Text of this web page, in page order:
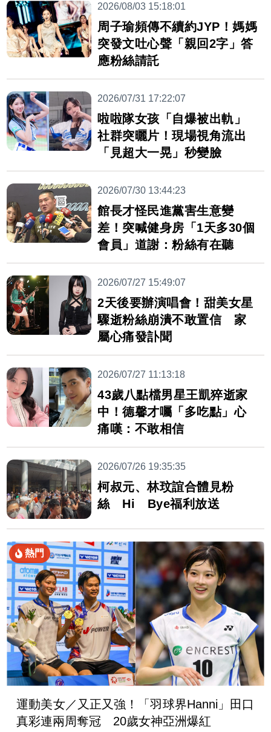
2026/08/03 15:18:01
周子瑜頻傳不續約JYP！媽媽
突發文吐心聲「親回2字」答
應粉絲請託
2026/07/31 17:22:07
啦啦隊女孩「自爆被出軌」
社群突曬片！現場視角流出
「見超大一晃」秒變臉
2026/07/30 13:44:23
館長才怪民進黨害生意變
差！突喊健身房「1天多30個
會員」道謝：粉絲有在聽
2026/07/27 15:49:07
2天後要辦演唱會！甜美女星
驟逝粉絲崩潰不敢置信 家
屬心痛發訃聞
2026/07/27 11:13:18
43歲八點檔男星王凱猝逝家
中！德馨才囑「多吃點」心
痛嘆：不敢相信
2026/07/26 19:35:35
柯叔元、林玟誼合體見粉
絲 Hi Bye福利放送
熱門
運動美女／又正又強！「羽球界Hanni」田口
真彩連兩周奪冠 20歲女神亞洲爆紅